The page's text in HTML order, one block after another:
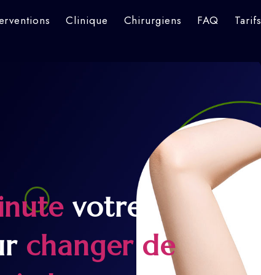
Clinique Chirurgiens FAQ Tarifs
votre
changer de